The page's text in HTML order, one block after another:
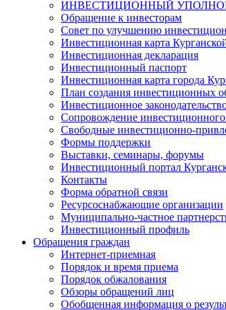
ИНВЕСТИЦИОННЫЙ
Обращение к инвесторам
Совет по улучшению
Инвестиционная карта
Инвестиционная декларация
Инвестиционный паспорт
Инвестиционная карта города
План создания инвестиционных
Инвестиционное
Сопровождение инвестиционного
Свободные инвестиционно-
Формы поддержки
Выставки, семинары, форумы
Инвестиционный портал
Контакты
Форма обратной связи
Ресурсоснабжающие организации
Муниципально-частное
Инвестиционный профиль
Обращения граждан
Интернет-приемная
Порядок и время приема
Порядок обжалования
Обзоры обращений лиц
Обобщенная информация о